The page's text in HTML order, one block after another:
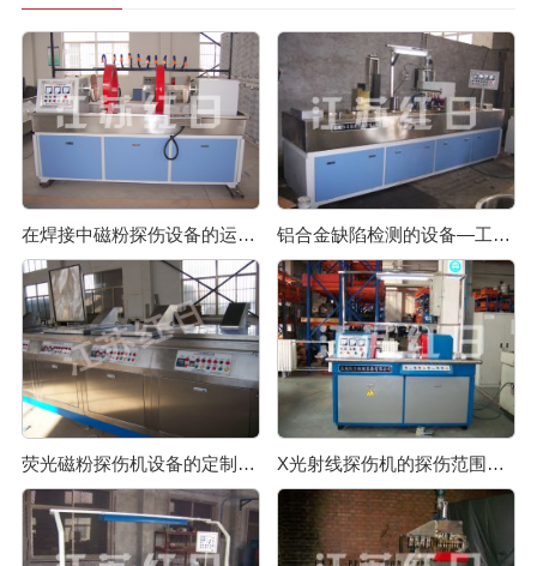
在焊接中磁粉探伤设备的运用如何 铝合金缺陷检测的设备—工业磁粉探伤机
荧光磁粉探伤机设备的定制有哪些要注意的 X光射线探伤机的探伤范围是怎样的